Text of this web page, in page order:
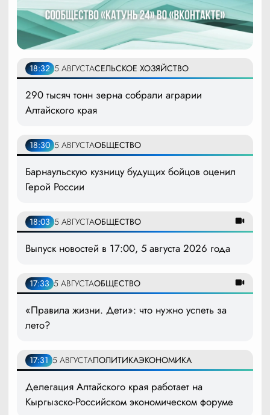
18:32 5 АВГУСТАСЕЛЬСКОЕ ХОЗЯЙСТВО
290 тысяч тонн зерна собрали аграрии
Алтайского края
18:30 5 АВГУСТАОБЩЕСТВО
Барнаульскую кузницу будущих бойцов оценил
Герой России
18:03 5 АВГУСТАОБЩЕСТВО
Выпуск новостей в 17:00, 5 августа 2026 года
17:33 5 АВГУСТАОБЩЕСТВО
«Правила жизни. Дети»: что нужно успеть за
лето?
17:31 5 АВГУСТАПОЛИТИКАЭКОНОМИКА
Делегация Алтайского края работает на
Кыргызско-Российском экономическом форуме